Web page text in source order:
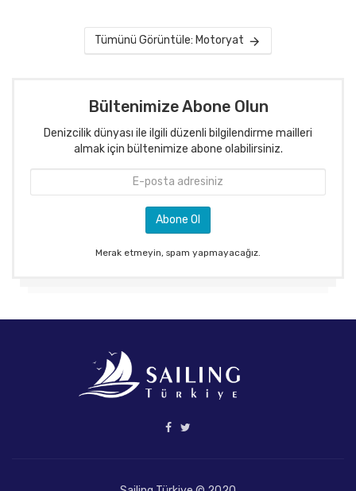
Tümünü Görüntüle: Motoryat
Bültenimize Abone Olun
Denizcilik dünyası ile ilgili düzenli bilgilendirme mailleri
almak için bültenimize abone olabilirsiniz.
Merak etmeyin, spam yapmayacağız.